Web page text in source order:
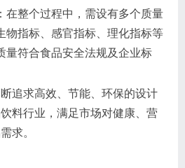
：在整个过程中，需设有多个质量
物指标、感官指标、理化指标等
量符合食品安全法规及企业标
追求高效、节能、环保的设计
料行业，满足市场对健康、营
求。